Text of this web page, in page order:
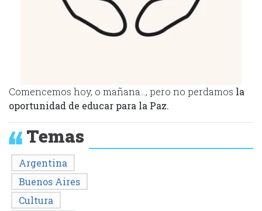
Comencemos hoy, o mañana…, pero no perdamos la
oportunidad de educar para la Paz.
Temas
Argentina
Buenos Aires
Cultura